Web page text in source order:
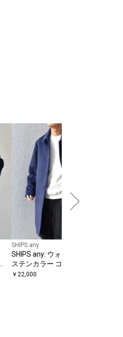
SHIPS any
SHIPS any: ウォーム メルトン
ステンカラー コート◇
￥ 22,000